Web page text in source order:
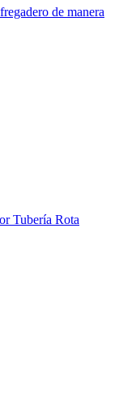
de manera
Tubería Rota